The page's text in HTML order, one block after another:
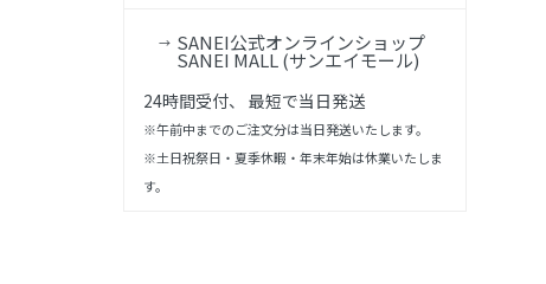
SANEI公式オンラインショップ
SANEI MALL (サンエイモール)
24時間受付、 最短で当日発送
※午前中までのご注文分は当日発送いたします。
※土日祝祭日・夏季休暇・年末年始は休業いたしま
す。